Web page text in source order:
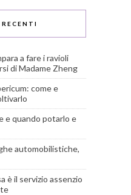
a fare i ravioli
di Madame Zheng
come e
e quando potarlo e
automobilistiche,
è il servizio assenzio